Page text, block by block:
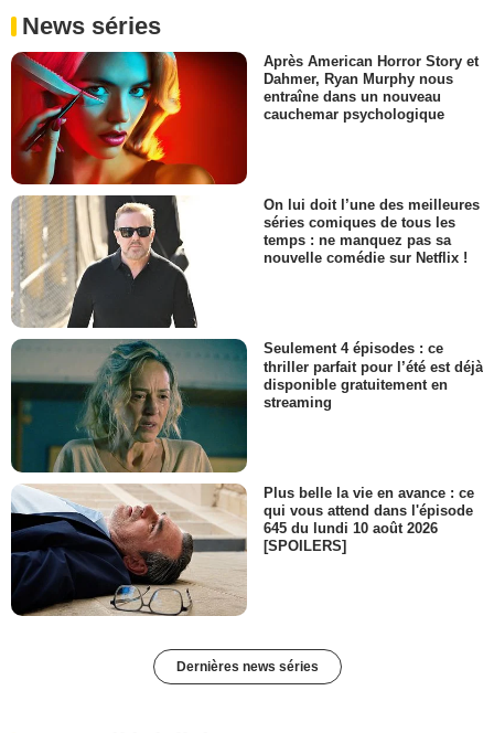
News séries
Après American Horror Story et
Dahmer, Ryan Murphy nous
entraîne dans un nouveau
cauchemar psychologique
On lui doit l’une des meilleures
séries comiques de tous les
temps : ne manquez pas sa
nouvelle comédie sur Netflix !
Seulement 4 épisodes : ce
thriller parfait pour l’été est déjà
disponible gratuitement en
streaming
Plus belle la vie en avance : ce
qui vous attend dans l'épisode
645 du lundi 10 août 2026
[SPOILERS]
Dernières news séries